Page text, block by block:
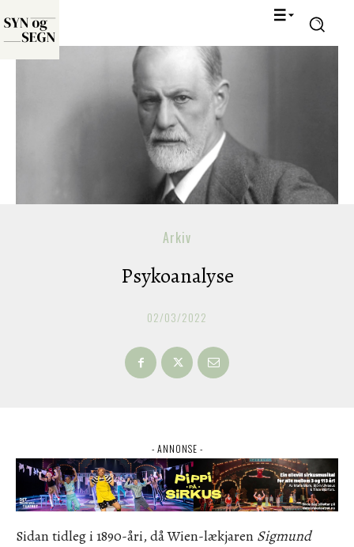
Arkiv
Psykoanalyse
02/03/2022
- ANNONSE -
Sidan tidleg i 1890-åri, då Wien-lækjaren Sigmund